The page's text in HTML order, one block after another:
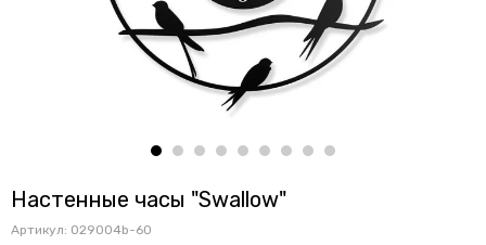
Настенные часы "Swallow"
Артикул: 029004b-60